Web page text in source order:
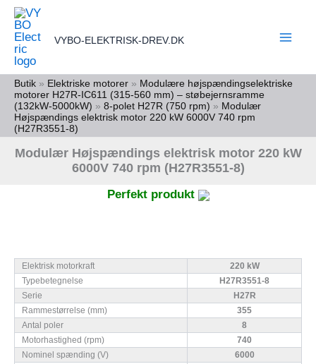
Gå
indholdet
VYBO-ELEKTRISK-DREV.DK
Butik » Elektriske motorer » Modulære højspændingselektriske
motorer H27R-IC611 (315-560 mm) – støbejernsramme
(132kW-5000kW) » 8-polet H27R (750 rpm) » Modulær
Højspændings elektrisk motor 220 kW 6000V 740 rpm
(H27R3551-8)
Modulær Højspændings elektrisk motor 220 kW
6000V 740 rpm (H27R3551-8)
Perfekt produkt
Elektrisk motorkraft
220 kW
Typebetegnelse
H27R3551-8
Serie
H27R
Rammestørrelse (mm)
355
Antal poler
8
Motorhastighed (rpm)
740
Nominel spænding (V)
6000